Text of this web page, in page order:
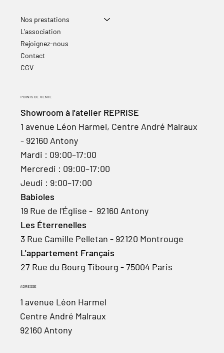
ADRESSE
1 avenue Léon Harmel
Centre André Malraux
92160 Antony
POINTS DE VENTE
Showroom à l'atelier REPRISE
1 avenue Léon Harmel, Centre André Malraux
- 92160 Antony
Mardi : 09:00–17:00
Mercredi : 09:00–17:00
Jeudi : 9:00–17:00
Babioles
19 Rue de l'Église - 92160 Antony
Les Éterrenelles
3 Rue Camille Pelletan - 92120 Montrouge
L'appartement Français
27 Rue du Bourg Tibourg - 75004 Paris
Nos prestations
L'association
Rejoignez-nous
Contact
CGV